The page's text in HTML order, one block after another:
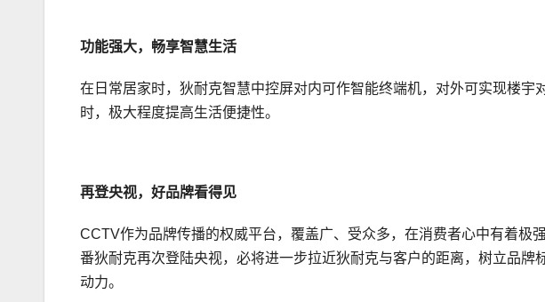
功能强大，畅享智慧生活
在日常居家时，狄耐克智慧中控屏对内可作智能终端机，对外可实现楼宇
时，极大程度提高生活便捷性。
再登央视，好品牌看得见
CCTV作为品牌传播的权威平台，覆盖广、受众多，在消费者心中有着极
番狄耐克再次登陆央视，必将进一步拉近狄耐克与客户的距离，树立品牌
动力。